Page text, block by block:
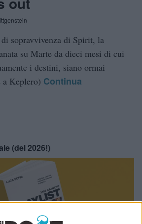
di sopravvivenza di Spirit, la
su Marte da dieci mesi di cui
i destini, siano ormai
Keplero) Continua
(del 2026!)